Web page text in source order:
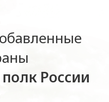
России